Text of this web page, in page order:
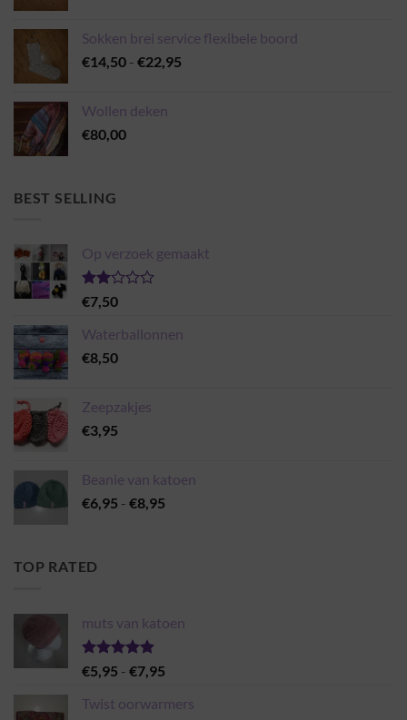
Sokken brei service flexibele boord
€14,50 - €22,95
Wollen deken
€80,00
BEST SELLING
Op verzoek gemaakt
Gewaardeerd
2.00
uit 5
€7,50
Waterballonnen
€8,50
Zeepzakjes
€3,95
Beanie van katoen
€6,95 - €8,95
TOP RATED
muts van katoen
Gewaardeerd
5.00
€5,95 - €7,95
tot
Twist oorwarmers